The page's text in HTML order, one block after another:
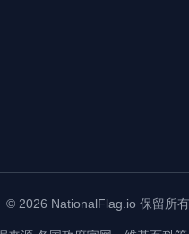
© 2026 NationalFlag.io 保留所有